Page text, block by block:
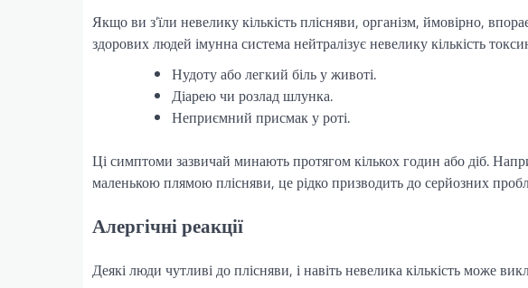
Якщо ви з’їли невелику кількість плісняви, організм, ймовірно,
здорових людей імунна система нейтралізує невелику кількість
Нудоту або легкий біль у животі.
Діарею чи розлад шлунка.
Неприємний присмак у роті.
Ці симптоми зазвичай минають протягом кількох годин або діб.
маленькою плямою плісняви, це рідко призводить до серйозних
Алергічні реакції
Деякі люди чутливі до плісняви, і навіть невелика кількість може